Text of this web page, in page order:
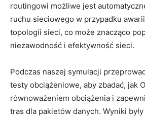
routingowi możliwe‍ jest
ruchu ‌sieciowego w przypadku
topologii‌ sieci, co może⁤ znacząco‍
niezawodność⁢ i efektywność sieci.
Podczas naszej symulacji
testy‍ obciążeniowe,⁤ aby zbadać, jak‍
równoważeniem obciążenia i
tras dla⁤ pakietów danych. ​Wyniki